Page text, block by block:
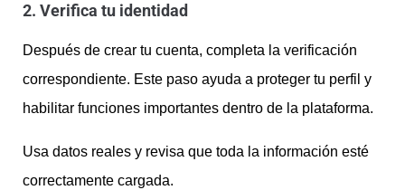
2. Verifica tu identidad
Después de crear tu cuenta, completa la verificación
correspondiente. Este paso ayuda a proteger tu perfil y
habilitar funciones importantes dentro de la plataforma.
Usa datos reales y revisa que toda la información esté
correctamente cargada.